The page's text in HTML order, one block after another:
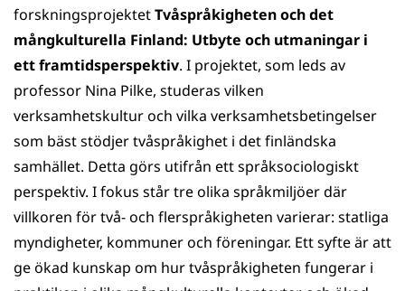
forskningsprojektetTvåspråkigheten och det
mångkulturella Finland: Utbyte och utmaningar i
ett framtidsperspektiv. I projektet, som leds av
professor Nina Pilke, studeras vilken
verksamhetskultur och vilka verksamhetsbetingelser
som bäst stödjer tvåspråkighet i det finländska
samhället. Detta görs utifrån ett språksociologiskt
perspektiv. I fokus står tre olika språkmiljöer där
villkoren för två- och flerspråkigheten varierar: statliga
myndigheter, kommuner och föreningar. Ett syfte är att
ge ökad kunskap om hur tvåspråkigheten fungerar i